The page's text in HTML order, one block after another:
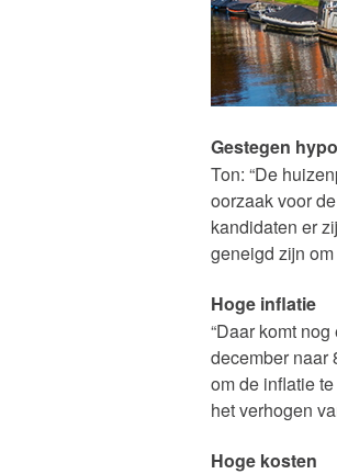
Gestegen
Ton: “De
oorzaak voor
kandidaten er
geneigd zijn om
Hoge inflatie
“Daar komt
december naar
om de inflatie
het verhogen
Hoge kosten